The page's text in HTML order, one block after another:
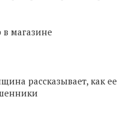
магазине
рассказывает, как ее